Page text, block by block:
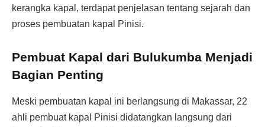
kerangka kapal, terdapat penjelasan tentang sejarah dan
proses pembuatan kapal Pinisi.
Pembuat Kapal dari Bulukumba Menjadi
Bagian Penting
Meski pembuatan kapal ini berlangsung di Makassar, 22
ahli pembuat kapal Pinisi didatangkan langsung dari